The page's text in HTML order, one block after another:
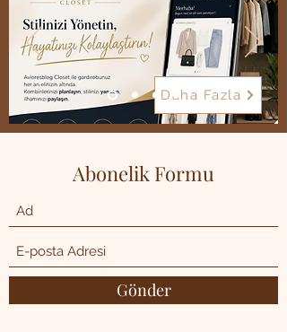
Daha Fazla
Abonelik Formu
Gönder